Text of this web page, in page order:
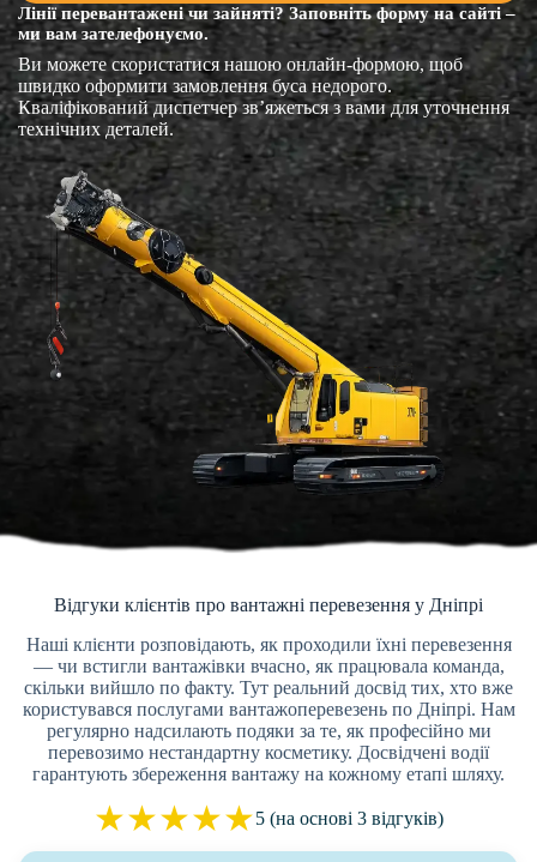
Лінії перевантажені чи зайняті? Заповніть форму на сайті –
ми вам зателефонуємо.
Ви можете скористатися нашою онлайн-формою, щоб
швидко оформити замовлення буса недорого.
Кваліфікований диспетчер зв’яжеться з вами для уточнення
технічних деталей.
Відгуки клієнтів про вантажні перевезення у Дніпрі
Наші клієнти розповідають, як проходили їхні перевезення
— чи встигли вантажівки вчасно, як працювала команда,
скільки вийшло по факту. Тут реальний досвід тих, хто вже
користувався послугами вантажоперевезень по Дніпрі. Нам
регулярно надсилають подяки за те, як професійно ми
перевозимо нестандартну косметику. Досвідчені водії
гарантують збереження вантажу на кожному етапі шляху.
★★★★★5 (на основі 3 відгуків)